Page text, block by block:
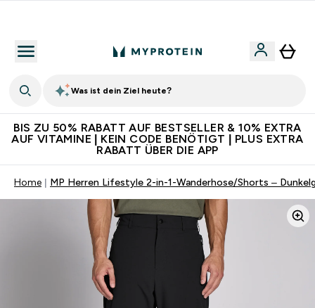
Was ist dein Ziel heute?
BIS ZU 50% RABATT AUF BESTSELLER & 10% EXTRA
AUF VITAMINE | KEIN CODE BENÖTIGT | PLUS EXTRA
RABATT ÜBER DIE APP
Home MP Herren Lifestyle 2-in-1-Wanderhose/Shorts –